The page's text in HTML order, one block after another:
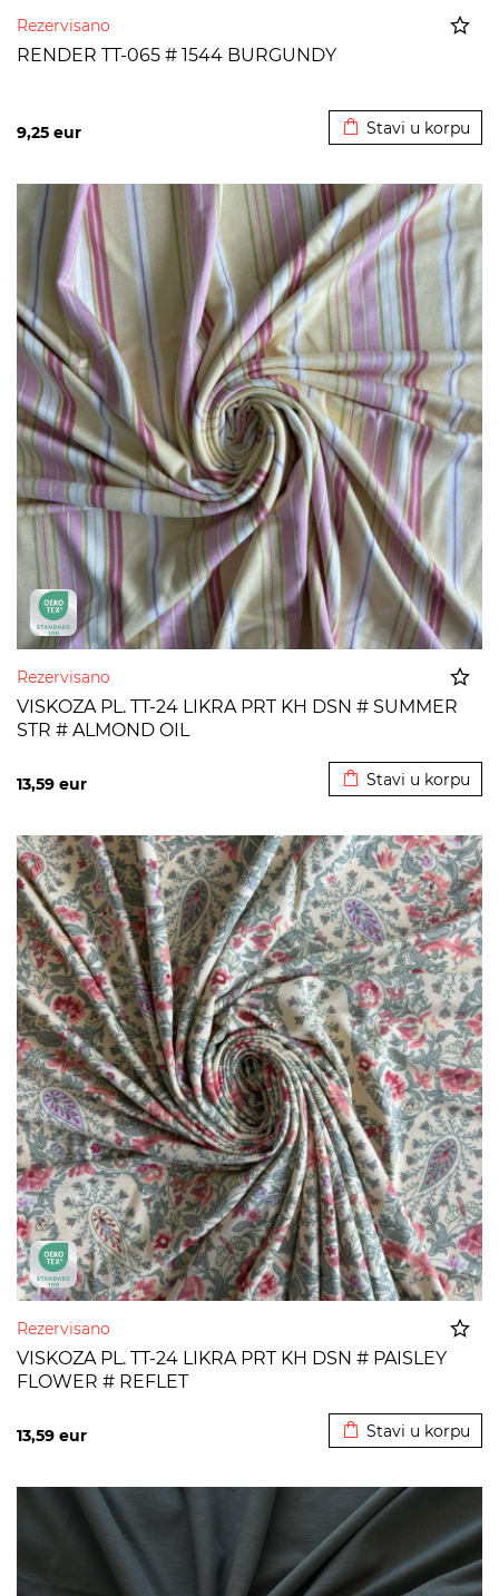
Rezervisano
RENDER TT-065 # 1544 BURGUNDY
9,25 eur Stavi u korpu
Rezervisano
VISKOZA PL. TT-24 LIKRA PRT KH DSN # SUMMER
STR # ALMOND OIL
13,59 eur Stavi u korpu
Rezervisano
VISKOZA PL. TT-24 LIKRA PRT KH DSN # PAISLEY
FLOWER # REFLET
13,59 eur Stavi u korpu